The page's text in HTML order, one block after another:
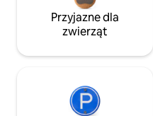
Przyjazne dla
zwierząt